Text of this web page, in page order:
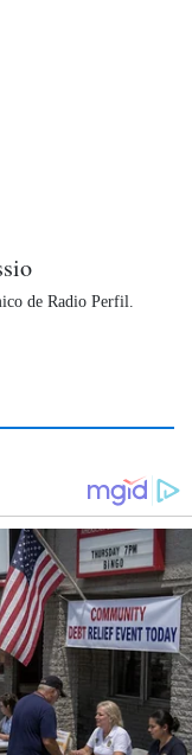
de Radio Perfil.